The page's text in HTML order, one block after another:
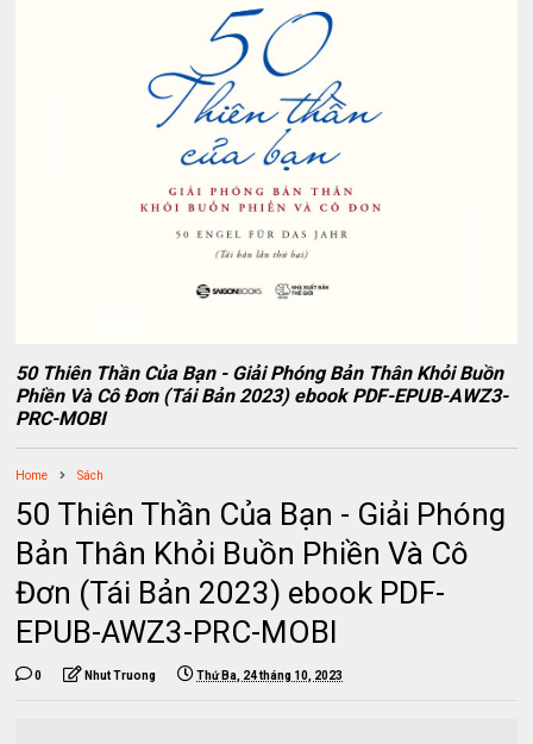
50 Thiên Thần Của Bạn - Giải Phóng Bản Thân Khỏi Buồn
Phiền Và Cô Đơn (Tái Bản 2023) ebook PDF-EPUB-AWZ3-
PRC-MOBI
Home Sách
50 Thiên Thần Của Bạn - Giải Phóng
Bản Thân Khỏi Buồn Phiền Và Cô
Đơn (Tái Bản 2023) ebook PDF-
EPUB-AWZ3-PRC-MOBI
0 Nhut Truong Thứ Ba, 24 tháng 10, 2023